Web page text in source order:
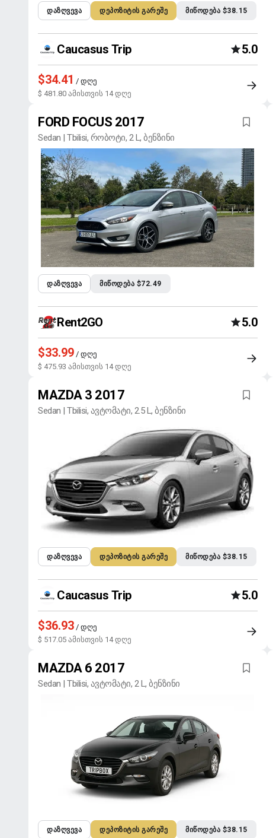
ᲓᲐᲖᲦᲕᲔᲕᲐ ᲓᲔᲞᲝᲖᲘᲢᲘᲡ ᲒᲐᲠᲔᲨᲔ ᲛᲘᲬᲝᲓᲔᲑᲐ $38.15
Caucasus Trip 5.0
$34.41 / დღე
$ 481.80 ამისთვის 14 დღე
FORD FOCUS 2017
Sedan | Tbilisi, რობოტი, 2 L, ბენზინი
ᲓᲐᲖᲦᲕᲔᲕᲐ ᲛᲘᲬᲝᲓᲔᲑᲐ $72.49
Rent2GO 5.0
$33.99 / დღე
$ 475.93 ამისთვის 14 დღე
MAZDA 3 2017
Sedan | Tbilisi, ავტომატი, 2.5 L, ბენზინი
ᲓᲐᲖᲦᲕᲔᲕᲐ ᲓᲔᲞᲝᲖᲘᲢᲘᲡ ᲒᲐᲠᲔᲨᲔ ᲛᲘᲬᲝᲓᲔᲑᲐ $38.15
Caucasus Trip 5.0
$36.93 / დღე
$ 517.05 ამისთვის 14 დღე
MAZDA 6 2017
Sedan | Tbilisi, ავტომატი, 2 L, ბენზინი
ᲓᲐᲖᲦᲕᲔᲕᲐ ᲓᲔᲞᲝᲖᲘᲢᲘᲡ ᲒᲐᲠᲔᲨᲔ ᲛᲘᲬᲝᲓᲔᲑᲐ $38.15